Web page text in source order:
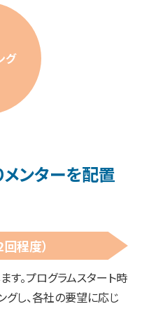
グ
ンターを配置
程度）
。プログラムスタート時
グし、各社の要望に応じ